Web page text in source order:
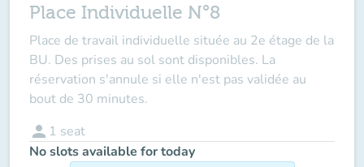
Place Individuelle N°8
Place de travail individuelle située au 2e étage de la
BU. Des prises au sol sont disponibles. La
réservation s'annule si elle n'est pas validée au
bout de 30 minutes.
person 1 seat
No slots available for today